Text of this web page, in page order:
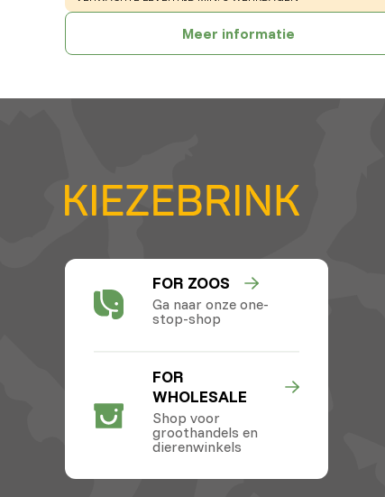
Meer informatie
FOR ZOOS
Ga naar onze one-
stop-shop
FOR
WHOLESALE
Shop voor
groothandels en
dierenwinkels